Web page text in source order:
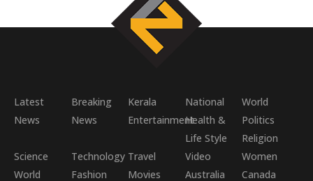
Latest
News
Breaking
News
Kerala National
World
EntertainmentHealth &
Life Style
Politics
Religion
Science
World
Technology Travel Video
Women
Fashion
Movies Australia Canada